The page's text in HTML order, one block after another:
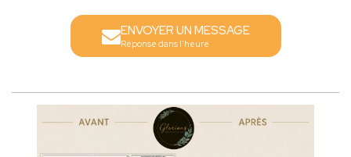
ENVOYER UN MESSAGE
Réponse dans l'heure